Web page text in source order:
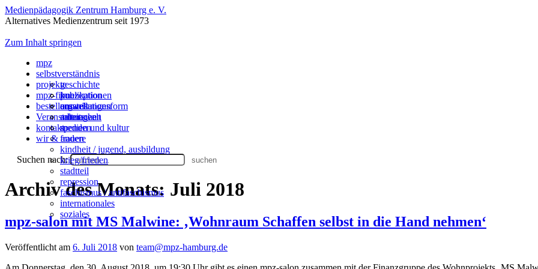
Medienpädagogik Zentrum Hamburg e. V.
Alternatives Medienzentrum seit 1973
Zum Inhalt springen
mpz
selbstverständnis
geschichte
konzeption
organisationsform
mitmachen
spenden
projekte
publikationen
ausstellungen
mpz-filme
umwelt
arbeitswelt
medien und kultur
frauen
kindheit / jugend, ausbildung
krieg/frieden
stadtteil
repression
faschismus / antifaschismus
internationales
soziales
bestellen
Veranstaltungen
kontakt
wir & andere
Suchen nach:
Archiv des Monats: Juli 2018
mpz-salon mit MS Malwine: ‚Wohnraum Schaffen selbst in die Hand nehmen‘
Veröffentlicht am 6. Juli 2018 von team@mpz-hamburg.de